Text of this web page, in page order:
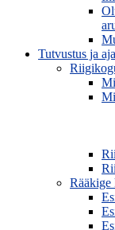
Tutvustus ja
Rääkige